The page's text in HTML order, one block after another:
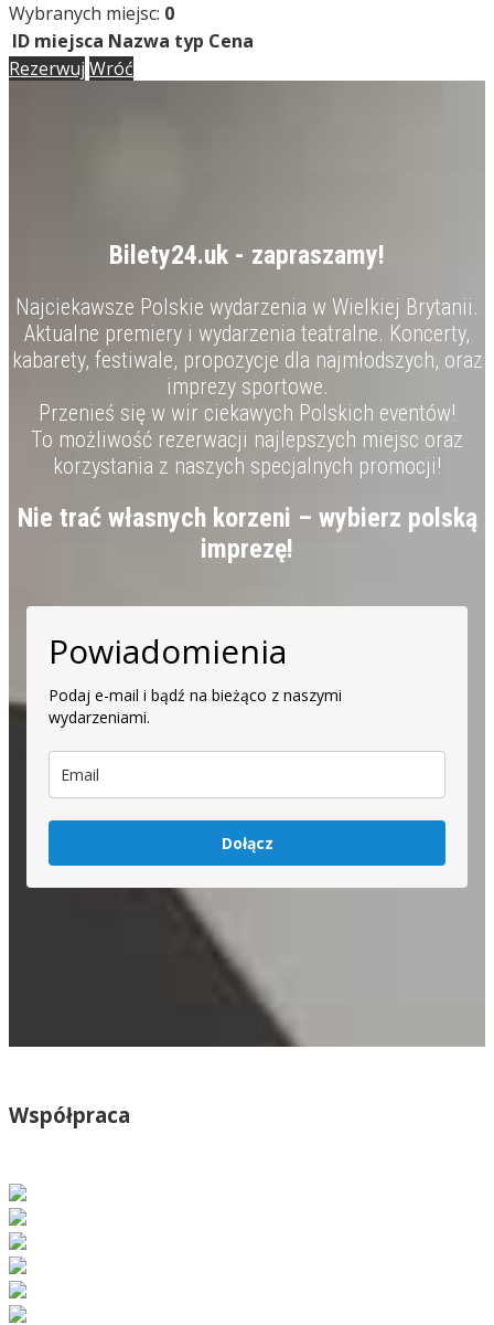
Wybranych miejsc: 0
ID miejsca Nazwa typ Cena
Rezerwuj Wróć
Bilety24.uk - zapraszamy!
Najciekawsze Polskie wydarzenia w Wielkiej Brytanii.
Aktualne premiery i wydarzenia teatralne. Koncerty,
kabarety, festiwale, propozycje dla najmłodszych, oraz
imprezy sportowe.
Przenieś się w wir ciekawych Polskich eventów!
To możliwość rezerwacji najlepszych miejsc oraz
korzystania z naszych specjalnych promocji!
Nie trać własnych korzeni – wybierz polską
imprezę!
Powiadomienia
Podaj e-mail i bądź na bieżąco z naszymi
wydarzeniami.
Dołącz
Współpraca